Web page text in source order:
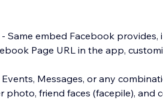
Same embed Facebook
Page URL in the app,
Messages, or any
photo, friend faces (facepile), and